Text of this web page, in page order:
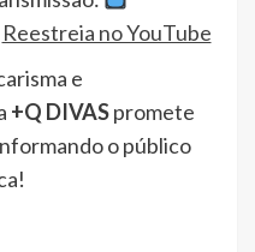
Reestreia no YouTube
e
+Q DIVASpromete
o público